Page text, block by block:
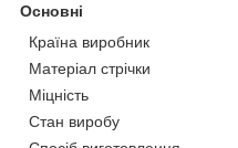
Основні
Країна виробник
Матеріал стрічки
Міцність
Стан виробу